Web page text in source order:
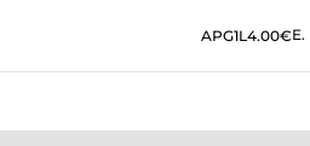
APG1L 4.00€